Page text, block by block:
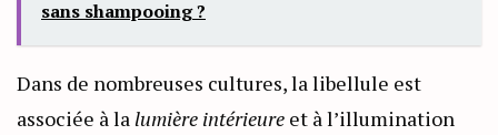
sans shampooing ?
Dans de nombreuses cultures, la libellule est
associée à la lumière intérieure et à l’illumination